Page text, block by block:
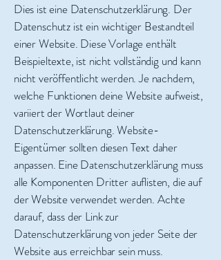
Dies ist eine Datenschutzerklärung. Der
Datenschutz ist ein wichtiger Bestandteil
einer Website. Diese Vorlage enthält
Beispieltexte, ist nicht vollständig und kann
nicht veröffentlicht werden. Je nachdem,
welche Funktionen deine Website aufweist,
variiert der Wortlaut deiner
Datenschutzerklärung. Website-
Eigentümer sollten diesen Text daher
anpassen. Eine Datenschutzerklärung muss
alle Komponenten Dritter auflisten, die auf
der Website verwendet werden. Achte
darauf, dass der Link zur
Datenschutzerklärung von jeder Seite der
Website aus erreichbar sein muss.